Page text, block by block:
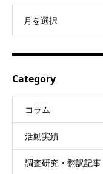
月を選択
Category
コラム
活動実績
調査研究・翻訳記事